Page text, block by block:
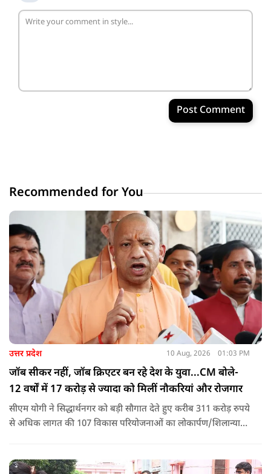
Post Comment
Recommended for You
उत्तर प्रदेश 10 Aug, 2026 01:03 PM
जॉब सीकर नहीं, जॉब क्रिएटर बन रहे देश के युवा...CM बोले-
12 वर्षों में 17 करोड़ से ज्यादा को मिलीं नौकरियां और रोजगार
सीएम योगी ने सिद्धार्थनगर को बड़ी सौगात देते हुए करीब 311 करोड़ रुपये
से अधिक लागत की 107 विकास परियोजनाओं का लोकार्पण/शिलान्यास
क्रिएटर बन रहे हैं देश के युवा.